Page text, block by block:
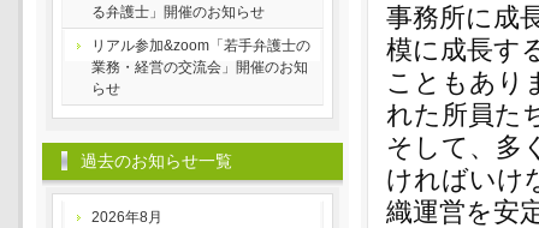
事務所に成
模に成長す
こともあり
れた所員た
そして、多
ければいけ
織運営を安
る弁護士」開催のお知らせ
リアル参加&zoom「若手弁護士の
業務・経営の交流会」開催のお知
らせ
過去のお知らせ一覧
2026年8月